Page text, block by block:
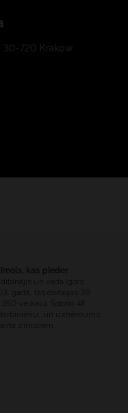
30-720 Kraków